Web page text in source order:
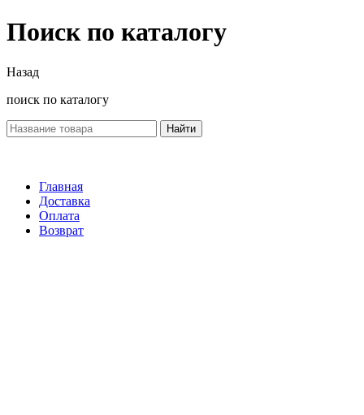
Поиск по каталогу
Назад
поиск по каталогу
Найти
Главная
Доставка
Оплата
Возврат